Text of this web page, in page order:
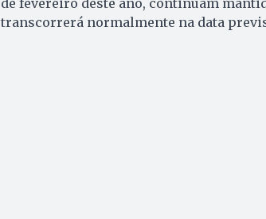
transcorrerá normalmente na data